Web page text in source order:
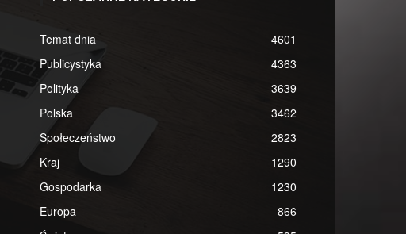
Temat dnia
4601
Publicystyka
4363
Polityka
3639
Polska
3462
Społeczeństwo
2823
Kraj
1290
Gospodarka
1230
Europa
866